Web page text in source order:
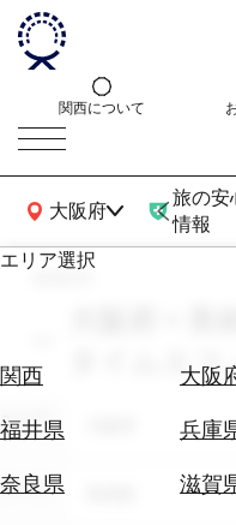
関西について
大阪府
関西広域MAP
旅の安
情報
エリア選択
関西 大阪
福井県
兵庫
奈良県
滋賀
エ
券
テ
search
大阪府 × 美
タイムエコ
エリア
テーマ